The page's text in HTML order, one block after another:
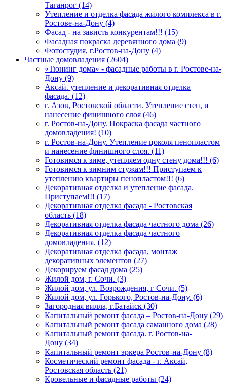
Таганрог (14)
Утепление и отделка фасада жилого комплекса в г.
Ростове-на-Дону (4)
Фасад - на зависть конкурентам!!! (15)
Фасадная покраска деревянного дома (9)
Фотостудия, г.Ростов-на-Дону (4)
Частные домовладения (2604)
«Тюнинг дома» - фасадные работы в г. Ростове-на-
Дону (9)
Аксай. утепление и декоративная отделка
фасада. (12)
г. Азов, Ростовской области. Утепление стен, и
нанесение финишного слоя (46)
г. Ростов-на-Дону. Покраска фасада частного
домовладения! (10)
г. Ростов-на-Дону. Утепление цоколя пенопластом
и нанесение финишного слоя. (11)
Готовимся к зиме, утепляем одну стену дома!!! (6)
Готовимся к зимним стужам!!! Приступаем к
утеплению квартиры пенопластом!!! (6)
Декоративная отделка и утепление фасада.
Приступаем!!! (17)
Декоративная отделка фасада - Ростовская
область (18)
Декоративная отделка фасада частного дома (26)
Декоративная отделка фасада частного
домовладения. (12)
Декоративная отделка фасада, монтаж
декоративных элементов (27)
Декорируем фасад дома (25)
Жилой дом, г. Сочи. (3)
Жилой дом, ул. Возрождения, г Сочи. (5)
Жилой дом, ул. Горького, Ростов-на-Дону. (6)
Загородная вилла, г.Батайск (30)
Капитальный ремонт фасада – Ростов-на-Дону (29)
Капитальный ремонт фасада саманного дома (28)
Капитальный ремонт фасада. г. Ростов-на-
Дону (34)
Капитальный ремонт эркера Ростов-на-Дону (8)
Косметический ремонт фасада - г. Аксай,
Ростовская область (21)
Кровельные и фасадные работы (24)